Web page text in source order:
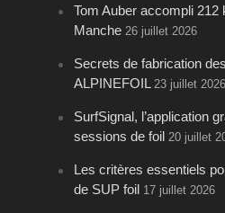
Tom Auber accompli
Manche 26 juillet 2026
Secrets de fabrication
ALPINEFOIL 23 juillet 2026
SurfSignal, l’application
sessions de foil 20 juillet
Les critères essentiels
de SUP foil 17 juillet 2026